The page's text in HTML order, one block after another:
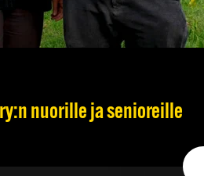
nuorille ja senioreille